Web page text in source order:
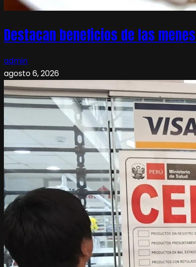
Destacan beneficios de las
admin
agosto 6, 2026